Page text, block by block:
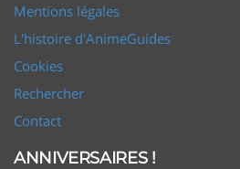
Mentions légales
L'histoire d'AnimeGuides
Cookies
Rechercher
Contact
ANNIVERSAIRES !